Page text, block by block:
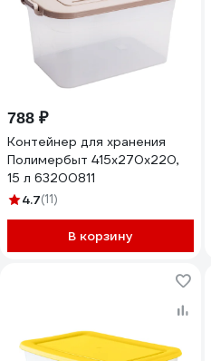
788 ₽
Контейнер для хранения
Полимербыт 415х270х220,
15 л 63200811
4.7(11)
В корзину